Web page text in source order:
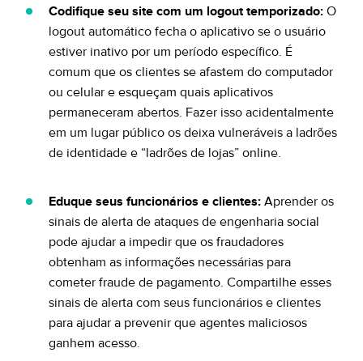
Codifique seu site com um logout temporizado: O
logout automático fecha o aplicativo se o usuário
estiver inativo por um período específico. É
comum que os clientes se afastem do computador
ou celular e esqueçam quais aplicativos
permaneceram abertos. Fazer isso acidentalmente
em um lugar público os deixa vulneráveis a ladrões
de identidade e “ladrões de lojas” online.
Eduque seus funcionários e clientes: Aprender os
sinais de alerta de ataques de engenharia social
pode ajudar a impedir que os fraudadores
obtenham as informações necessárias para
cometer fraude de pagamento. Compartilhe esses
sinais de alerta com seus funcionários e clientes
para ajudar a prevenir que agentes maliciosos
ganhem acesso.